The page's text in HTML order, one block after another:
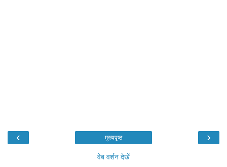
‹ ›
मुख्यपृष्ठ
वेब वर्शन देखें